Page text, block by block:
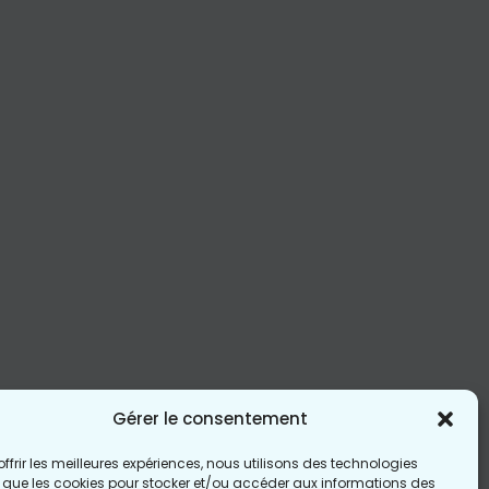
Gérer le consentement
les meilleures expériences, nous utilisons des technologies
que les cookies pour stocker et/ou accéder aux informations des